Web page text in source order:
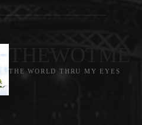
THE WORLD THRU MY EYES